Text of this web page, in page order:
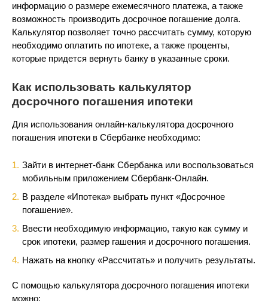
информацию о размере ежемесячного платежа, а также
возможность производить досрочное погашение долга.
Калькулятор позволяет точно рассчитать сумму, которую
необходимо оплатить по ипотеке, а также проценты,
которые придется вернуть банку в указанные сроки.
Как использовать калькулятор
досрочного погашения ипотеки
Для использования онлайн-калькулятора досрочного
погашения ипотеки в Сбербанке необходимо:
Зайти в интернет-банк Сбербанка или воспользоваться
мобильным приложением Сбербанк-Онлайн.
В разделе «Ипотека» выбрать пункт «Досрочное
погашение».
Ввести необходимую информацию, такую как сумму и
срок ипотеки, размер гашения и досрочного погашения.
Нажать на кнопку «Рассчитать» и получить результаты.
С помощью калькулятора досрочного погашения ипотеки
можно: